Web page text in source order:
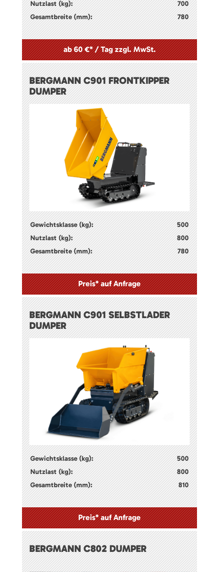
Nutzlast (kg):
700
Gesamtbreite (mm):
780
ab 60 €* / Tag zzgl. MwSt.
BERGMANN C901 FRONTKIPPER
DUMPER
Gewichtsklasse (kg):
500
Nutzlast (kg):
800
Gesamtbreite (mm):
780
Preis* auf Anfrage
BERGMANN C901 SELBSTLADER
DUMPER
Gewichtsklasse (kg):
500
Nutzlast (kg):
800
Gesamtbreite (mm):
810
Preis* auf Anfrage
BERGMANN C802 DUMPER